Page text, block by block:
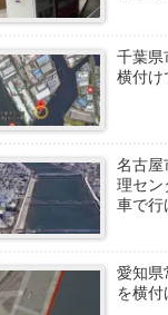
千葉県
横付け
名古屋
理セン
車で行
愛知県
を横付